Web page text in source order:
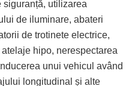
siguranță, utilizarea
de iluminare, abateri
de trotinete electrice,
hipo, nerespectarea
unui vehicul având
longitudinal și alte